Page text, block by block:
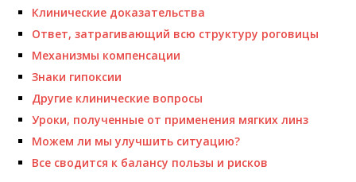
Клинические доказательства
Ответ, затрагивающий всю структуру роговицы
Механизмы компенсации
Знаки гипоксии
Другие клинические вопросы
Уроки, полученные от применения мягких линз
Можем ли мы улучшить ситуацию?
Все сводится к балансу пользы и рисков